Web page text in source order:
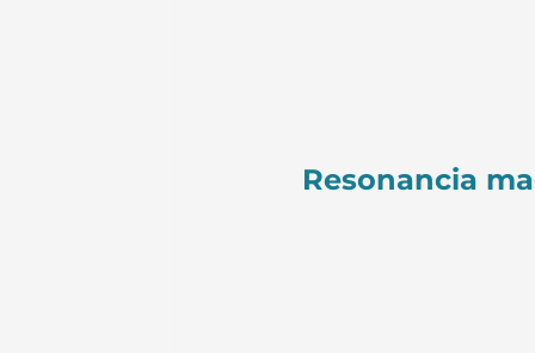
Resonancia